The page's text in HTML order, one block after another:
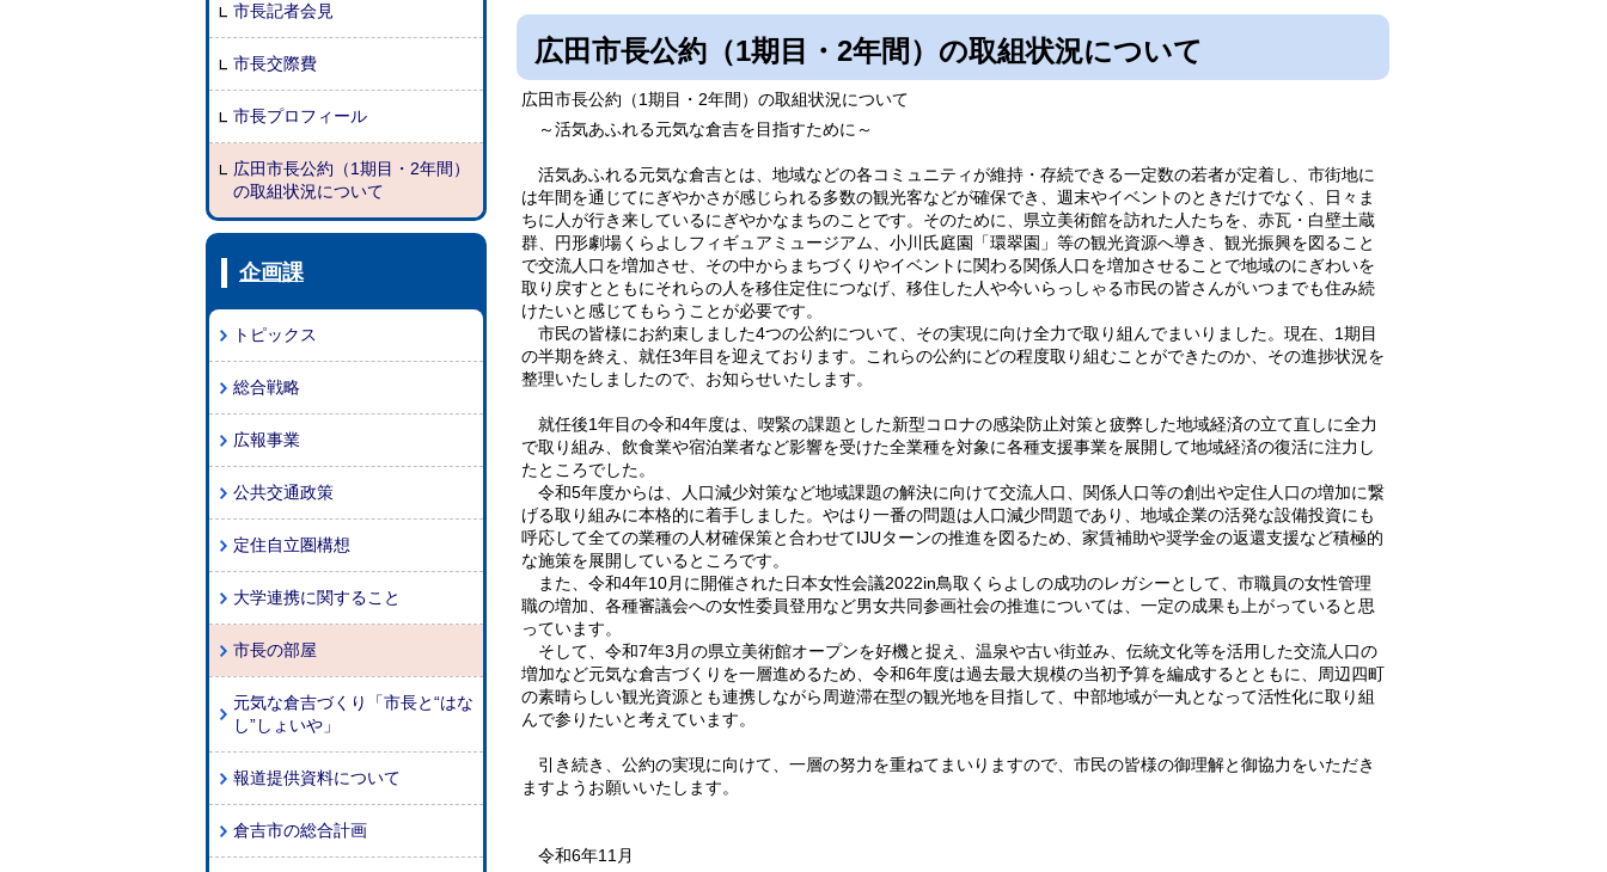
市長記者会見
市長交際費
市長プロフィール
広田市長公約（1期目・2年間）
の取組状況について
企画課
トピックス
総合戦略
広報事業
公共交通政策
定住自立圏構想
大学連携に関すること
市長の部屋
元気な倉吉づくり「市長と“はな
し”しょいや」
報道提供資料について
倉吉市の総合計画
広田市長公約（1期目・2年間）の取組状況について
広田市長公約（1期目・2年間）の取組状況について
～活気あふれる元気な倉吉を目指すために～
活気あふれる元気な倉吉とは、地域などの各コミュニティが維持・存続できる一定数の若者が定着し、市街地に
は年間を通じてにぎやかさが感じられる多数の観光客などが確保でき、週末やイベントのときだけでなく、日々ま
ちに人が行き来しているにぎやかなまちのことです。そのために、県立美術館を訪れた人たちを、赤瓦・白壁土蔵
群、円形劇場くらよしフィギュアミュージアム、小川氏庭園「環翠園」等の観光資源へ導き、観光振興を図ること
で交流人口を増加させ、その中からまちづくりやイベントに関わる関係人口を増加させることで地域のにぎわいを
取り戻すとともにそれらの人を移住定住につなげ、移住した人や今いらっしゃる市民の皆さんがいつまでも住み続
けたいと感じてもらうことが必要です。
市民の皆様にお約束しました4つの公約について、その実現に向け全力で取り組んでまいりました。現在、1期目
の半期を終え、就任3年目を迎えております。これらの公約にどの程度取り組むことができたのか、その進捗状況を
整理いたしましたので、お知らせいたします。
就任後1年目の令和4年度は、喫緊の課題とした新型コロナの感染防止対策と疲弊した地域経済の立て直しに全力
で取り組み、飲食業や宿泊業者など影響を受けた全業種を対象に各種支援事業を展開して地域経済の復活に注力し
たところでした。
令和5年度からは、人口減少対策など地域課題の解決に向けて交流人口、関係人口等の創出や定住人口の増加に繋
げる取り組みに本格的に着手しました。やはり一番の問題は人口減少問題であり、地域企業の活発な設備投資にも
呼応して全ての業種の人材確保策と合わせてIJUターンの推進を図るため、家賃補助や奨学金の返還支援など積極的
な施策を展開しているところです。
また、令和4年10月に開催された日本女性会議2022in鳥取くらよしの成功のレガシーとして、市職員の女性管理
職の増加、各種審議会への女性委員登用など男女共同参画社会の推進については、一定の成果も上がっていると思
っています。
そして、令和7年3月の県立美術館オープンを好機と捉え、温泉や古い街並み、伝統文化等を活用した交流人口の
増加など元気な倉吉づくりを一層進めるため、令和6年度は過去最大規模の当初予算を編成するとともに、周辺四町
の素晴らしい観光資源とも連携しながら周遊滞在型の観光地を目指して、中部地域が一丸となって活性化に取り組
んで参りたいと考えています。
引き続き、公約の実現に向けて、一層の努力を重ねてまいりますので、市民の皆様の御理解と御協力をいただき
ますようお願いいたします。
令和6年11月